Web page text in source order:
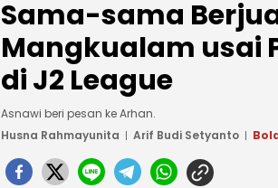
Sama-sama
Mangkualam usai
di J2 League
Asnawi beri pesan ke Arhan.
Husna Rahmayunita
Arif Budi Setyanto